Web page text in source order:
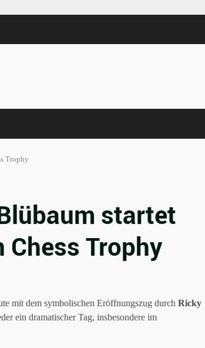
Trophy
startet
Trophy
mit dem symbolischen Eröffnungszug durch Ricky
ein dramatischer Tag, insbesondere im